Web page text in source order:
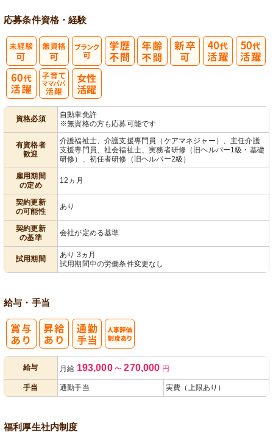
応募条件資格・経験
資格必須
自動車免許
※無資格の方も応募可能です
有資格者
歓迎
介護福祉士、介護支援専門員（ケアマネジャー）、主任介護
支援専門員、社会福祉士、実務者研修（旧ヘルパー1級・基礎
研修）、初任者研修（旧ヘルパー2級）
雇用期間
の定め
12ヵ月
契約更新
の可能性
あり
契約更新
の基準
会社が定める基準
試用期間
あり 3ヵ月
試用期間中の労働条件変更なし
給与・手当
給与 月給 193,000 〜 270,000 円
手当 通勤手当 実費（上限あり）
福利厚生社内制度